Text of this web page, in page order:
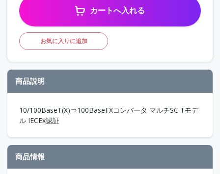
カートへ入れる
お気に入りに追加
商品説明
10/100BaseT(X)⇒100BaseFXコンバータ マルチSC Tモデ
ル IECEx認証
商品情報